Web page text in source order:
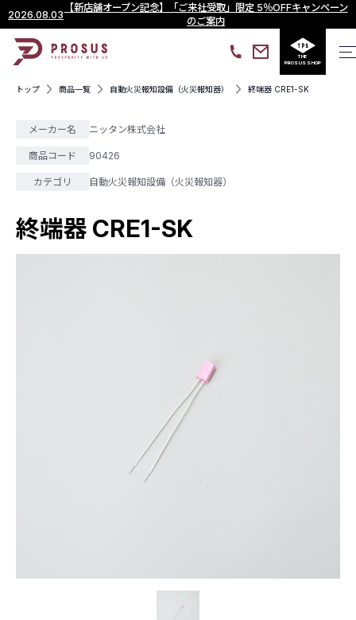
2026.08.03
【新店舗オープン記念】「ご来社受取」限定 5％OFFキャンペーン
のご案内
THE
PROSUS SHOP
トップ 商品一覧 自動火災報知設備（火災報知器） 終端器 CRE1-SK
メーカー名 ニッタン株式会社
商品コード 90426
カテゴリ 自動火災報知設備（火災報知器）
終端器 CRE1-SK